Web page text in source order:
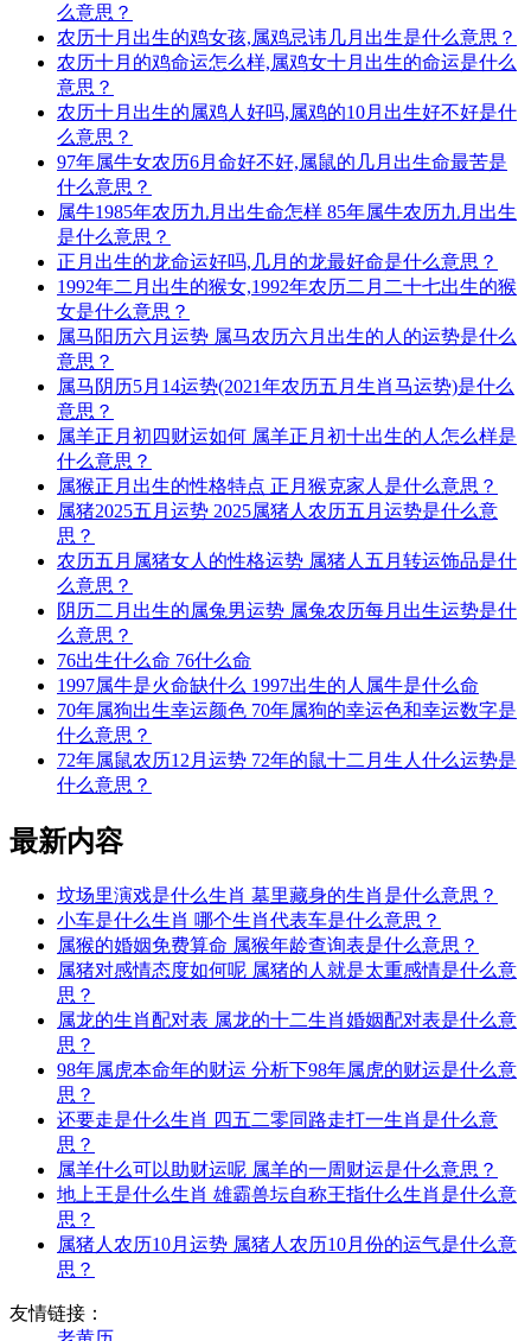
么意思？
农历十月出生的鸡女孩,属鸡忌讳几月出生是什么意思？
农历十月的鸡命运怎么样,属鸡女十月出生的命运是什么
意思？
农历十月出生的属鸡人好吗,属鸡的10月出生好不好是什
么意思？
97年属牛女农历6月命好不好,属鼠的几月出生命最苦是
什么意思？
属牛1985年农历九月出生命怎样 85年属牛农历九月出生
是什么意思？
正月出生的龙命运好吗,几月的龙最好命是什么意思？
1992年二月出生的猴女,1992年农历二月二十七出生的猴
女是什么意思？
属马阳历六月运势 属马农历六月出生的人的运势是什么
意思？
属马阴历5月14运势(2021年农历五月生肖马运势)是什么
意思？
属羊正月初四财运如何 属羊正月初十出生的人怎么样是
什么意思？
属猴正月出生的性格特点 正月猴克家人是什么意思？
属猪2025五月运势 2025属猪人农历五月运势是什么意
思？
农历五月属猪女人的性格运势 属猪人五月转运饰品是什
么意思？
阴历二月出生的属兔男运势 属兔农历每月出生运势是什
么意思？
76出生什么命 76什么命
1997属牛是火命缺什么 1997出生的人属牛是什么命
70年属狗出生幸运颜色 70年属狗的幸运色和幸运数字是
什么意思？
72年属鼠农历12月运势 72年的鼠十二月生人什么运势是
什么意思？
最新内容
坟场里演戏是什么生肖 墓里藏身的生肖是什么意思？
小车是什么生肖 哪个生肖代表车是什么意思？
属猴的婚姻免费算命 属猴年龄查询表是什么意思？
属猪对感情态度如何呢 属猪的人就是太重感情是什么意
思？
属龙的生肖配对表 属龙的十二生肖婚姻配对表是什么意
思？
98年属虎本命年的财运 分析下98年属虎的财运是什么意
思？
还要走是什么生肖 四五二零同路走打一生肖是什么意
思？
属羊什么可以助财运呢 属羊的一周财运是什么意思？
地上王是什么生肖 雄霸兽坛自称王指什么生肖是什么意
思？
属猪人农历10月运势 属猪人农历10月份的运气是什么意
思？
友情链接：